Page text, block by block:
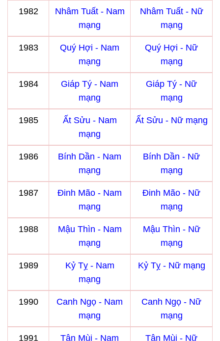
1982
Nhâm Tuất - Nam
mạng
Nhâm Tuất - Nữ
mạng
1983
Quý Hợi - Nam
mạng
Quý Hợi - Nữ
mạng
1984
Giáp Tý - Nam
mạng
Giáp Tý - Nữ
mạng
1985
Ất Sửu - Nam
mạng
Ất Sửu - Nữ mạng
1986
Bính Dần - Nam
mạng
Bính Dần - Nữ
mạng
1987
Đinh Mão - Nam
mạng
Đinh Mão - Nữ
mạng
1988
Mậu Thìn - Nam
mạng
Mậu Thìn - Nữ
mạng
1989
Kỷ Tỵ - Nam
mạng
Kỷ Tỵ - Nữ mạng
1990
Canh Ngọ - Nam
mạng
Canh Ngọ - Nữ
mạng
1991
Tân Mùi - Nam
Tân Mùi - Nữ